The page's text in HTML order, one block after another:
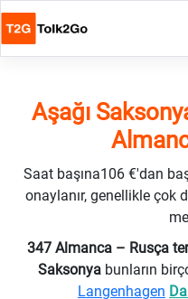
Aşağı
Saat başına106 €'dan
onaylanır, genellikle çok
347 Almanca – Rusça
Saksonya bunların
Langenhagen